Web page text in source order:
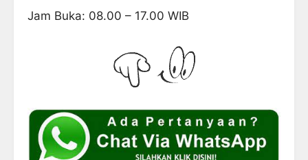
Jam Buka: 08.00 – 17.00 WIB